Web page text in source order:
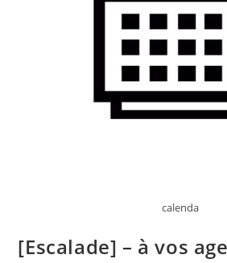
calenda
[Escalade] – à vos